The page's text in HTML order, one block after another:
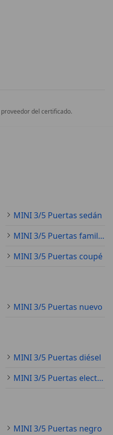
del certificado.
MINI 3/5 Puertas sedán
MINI 3/5 Puertas familiar
MINI 3/5 Puertas coupé
MINI 3/5 Puertas nuevo
MINI 3/5 Puertas diésel
MINI 3/5 Puertas electro/gasolina
MINI 3/5 Puertas negro